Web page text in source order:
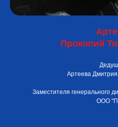
Прокопий
Артеева
Заместителя генерального
ООО